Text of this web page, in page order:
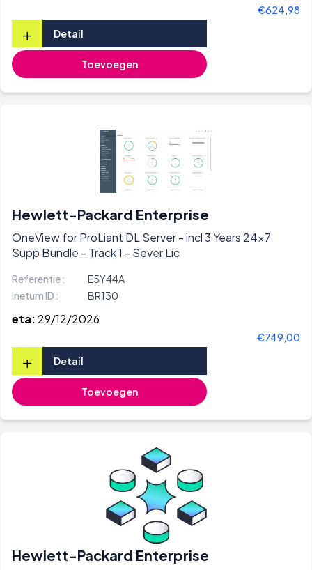
€624,98
+ Detail
Toevoegen
Hewlett-Packard Enterprise
OneView for ProLiant DL Server - incl 3 Years 24x7
Supp Bundle - Track 1 - Sever Lic
Referentie :
E5Y44A
Inetum ID :
BR130
eta: 29/12/2026
€749,00
+ Detail
Toevoegen
Hewlett-Packard Enterprise